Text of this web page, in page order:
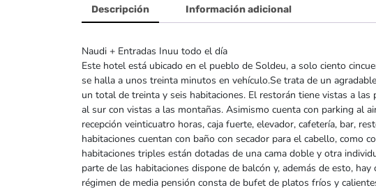
Descripción Información adicional
Naudi + Entradas Inuu todo el día
Este hotel está ubicado en el pueblo de Soldeu, a solo ciento
se halla a unos treinta minutos en vehículo.Se trata de un
un total de treinta y seis habitaciones. El restorán tiene vistas a
al sur con vistas a las montañas. Asimismo cuenta con parking al
recepción veinticuatro horas, caja fuerte, elevador, cafetería, bar,
habitaciones cuentan con baño con secador para el cabello, como
habitaciones triples están dotadas de una cama doble y otra
parte de las habitaciones dispone de balcón y, además de esto,
régimen de media pensión consta de bufet de platos fríos y